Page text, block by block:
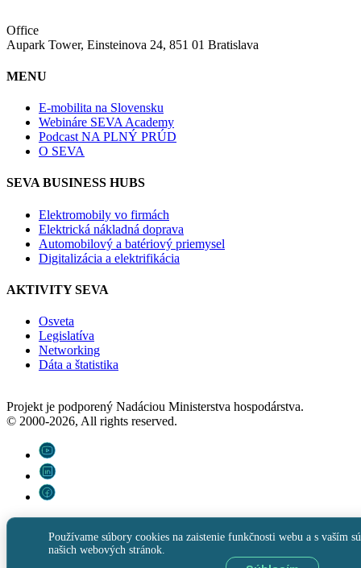
Office
Aupark Tower, Einsteinova 24, 851 01 Bratislava
MENU
E-mobilita na Slovensku
Webináre SEVA Academy
Podcast NA PLNÝ PRÚD
O SEVA
SEVA BUSINESS HUBS
Elektromobily vo firmách
Elektrická nákladná doprava
Automobilový a batériový priemysel
Digitalizácia a elektrifikácia
AKTIVITY SEVA
Osveta
Legislatíva
Networking
Dáta a štatistika
Projekt je podporený Nadáciou Ministerstva hospodárstva.
© 2000-2026, All rights reserved.
Používame súbory cookies na zaistenie funkčnosti webu a s vaším
našich webových stránok.